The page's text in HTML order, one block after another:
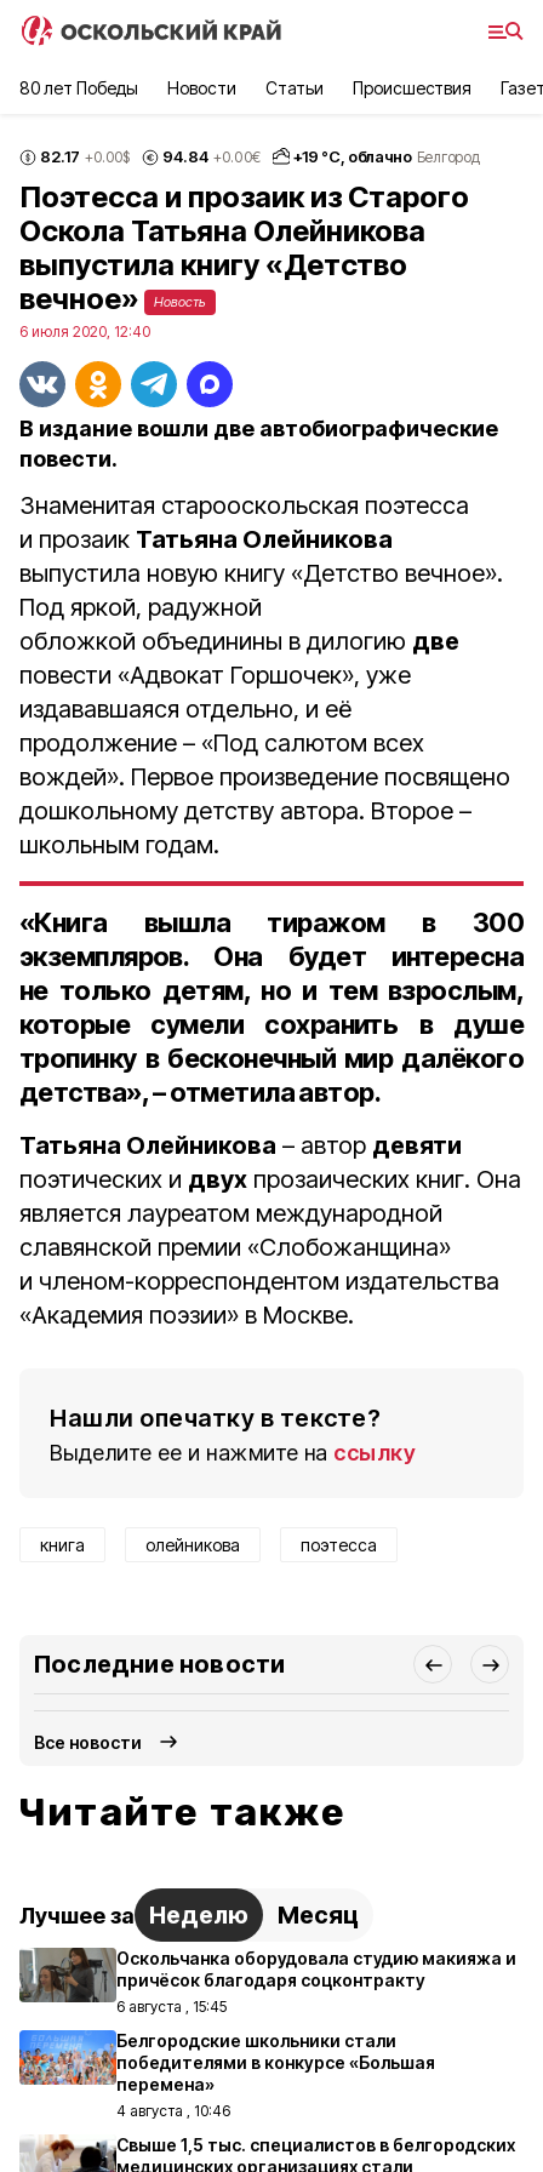
80 лет Победы Новости Статьи Происшествия
82.17 +0.00$ 94.84 +0.00€ +19 °С, облачно Белгород
Поэтесса и прозаик из Старого
Оскола Татьяна Олейникова
выпустила книгу «Детство
вечное»
Новость
6 июля 2020, 12:40
В издание вошли две автобиографические
повести.
Знаменитая старооскольская поэтесса
и прозаик Татьяна Олейникова
выпустила новую книгу «Детство вечное».
Под яркой, радужной
обложкой объединины в дилогию две
повести «Адвокат Горшочек», уже
издававшаяся отдельно, и её
продолжение – «Под салютом всех
вождей». Первое произведение посвящено
дошкольному детству автора. Второе –
школьным годам.
«Книга вышла тиражом в 300
экземпляров. Она будет интересна
не только детям, но и тем взрослым,
которые сумели сохранить в душе
тропинку в бесконечный мир далёкого
детства», – отметила автор.
Татьяна Олейникова – автор девяти
поэтических и двух прозаических книг. Она
является лауреатом международной
славянской премии «Слобожанщина»
и членом-корреспондентом издательства
«Академия поэзии» в Москве.
Нашли опечатку в тексте?
Выделите ее и нажмите на ссылку
книга олейникова поэтесса
Последние новости
Все новости
Читайте также
Лучшее за Неделю Месяц
Оскольчанка оборудовала студию макияжа и
причёсок благодаря соцконтракту
6 августа , 15:45
Белгородские школьники стали
победителями в конкурсе «Большая
перемена»
4 августа , 10:46
Свыше 1,5 тыс. специалистов в белгородских
медицинских организациях стали